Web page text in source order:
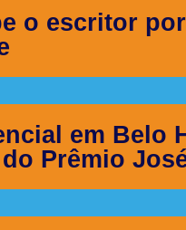
o escritor
em Belo
Prêmio